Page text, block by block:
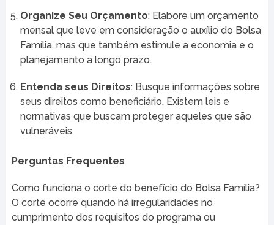
Organize Seu Orçamento: Elabore um orçamento
mensal que leve em consideração o auxílio do Bolsa
Família, mas que também estimule a economia e o
planejamento a longo prazo.
Entenda seus Direitos: Busque informações sobre
seus direitos como beneficiário. Existem leis e
normativas que buscam proteger aqueles que são
vulneráveis.
Perguntas Frequentes
Como funciona o corte do benefício do Bolsa Família?
O corte ocorre quando há irregularidades no
cumprimento dos requisitos do programa ou